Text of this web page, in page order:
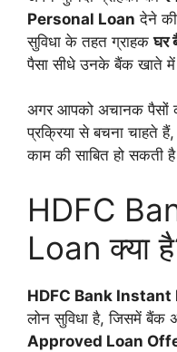
Personal Loan देने
सुविधा के तहत ग्राहकघर
पैसा सीधे उनके बैंक खाते में
अगर आपको अचानक पैसों
प्रक्रिया से बचना चाहते
काम की साबित हो सकती
HDFC
Loan क्या
HDFC Bank Instant
लोन सुविधा है, जिसमें बैंक
Approved Loan